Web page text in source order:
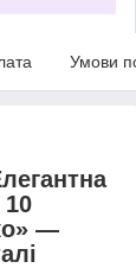
Умови
10
—